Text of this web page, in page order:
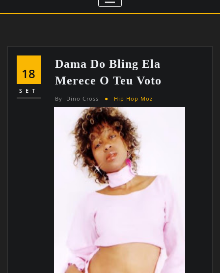
18
SET
Dama Do Bling Ela
Merece O Teu Voto
By Dino Cross Hip Hop Moz